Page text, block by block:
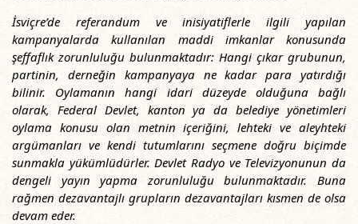
İsviçre’de referandum ve inisiyatiflerle ilgili yapılan
kampanyalarda kullanılan maddi imkanlar konusunda
şeffaflık zorunluluğu bulunmaktadır: Hangi çıkar grubunun,
partinin, derneğin kampanyaya ne kadar para yatırdığı
bilinir. Oylamanın hangi idari düzeyde olduğuna bağlı
olarak, Federal Devlet, kanton ya da belediye yönetimleri
oylama konusu olan metnin içeriğini, lehteki ve aleyhteki
argümanları ve kendi tutumlarını seçmene doğru biçimde
sunmakla yükümlüdürler. Devlet Radyo ve Televizyonunun da
dengeli yayın yapma zorunluluğu bulunmaktadır. Buna
rağmen dezavantajlı grupların dezavantajları kısmen de olsa
devam eder.